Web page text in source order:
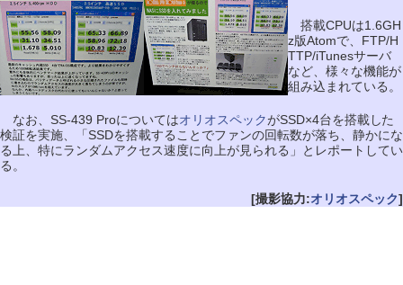
搭載CPUは1.6GH
z版Atomで、FTP/H
TTP/iTunesサーバ
など、様々な機能が
組み込まれている。
なお、SS-439 ProについてはオリオスペックがSSD×4台を搭載した
検証を実施、「SSDを搭載することでファンの回転数が落ち、静かにな
る上、特にランダムアクセス速度に向上が見られる」とレポートしてい
る。
[撮影協力:オリオスペック]